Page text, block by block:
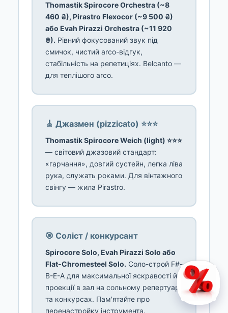
Thomastik Spirocore Orchestra (~8
460 ₴), Pirastro Flexocor (~9 500 ₴)
або Evah Pirazzi Orchestra (~11 920
₴). Рівний фокусований звук під
смичок, чистий arco-відгук,
стабільність на репетиціях. Belcanto —
для теплішого arco.
🎸 Джазмен (pizzicato) ⭐⭐⭐
Thomastik Spirocore Weich (light) ⭐⭐⭐
— світовий джазовий стандарт:
«гарчання», довгий сустейн, легка ліва
рука, служать роками. Для вінтажного
свінгу — жила Pirastro.
🎯 Соліст / конкурсант
Spirocore Solo, Evah Pirazzi Solo або
Flat-Chromesteel Solo. Соло-строй F#-
B-E-A для максимальної яскравості й
проекції в зал на сольному репертуарі
та конкурсах. Пам'ятайте про
перенастройку інструмента.